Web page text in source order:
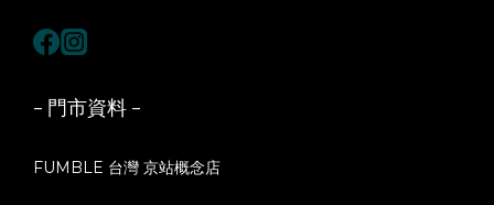
- 門市資料 -
FUMBLE 台灣 京站概念店